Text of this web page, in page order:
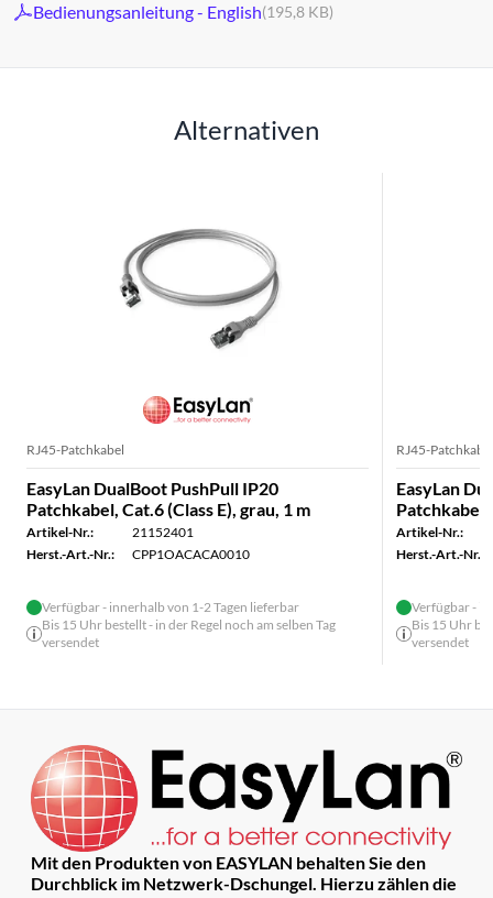
Bedienungsanleitung - English(195,8 KB)
Alternativen
RJ45-Patchkabel
EasyLan DualBoot PushPull IP20
Patchkabel, Cat.6 (Class E), grau, 1 m
Artikel-Nr.:
21152401
Herst.-Art.-Nr.:
CPP1OACACA0010
Verfügbar - innerhalb von 1-2 Tagen lieferbar
Bis 15 Uhr bestellt - in der Regel noch am selben Tag
versendet
RJ45-Patchkabel
EasyLan
Patchkabel,
Artikel-Nr.:
Herst.-Art.-Nr.:
Verfügbar -
Bis 15 Uhr
versendet
Mit den Produkten von EASYLAN behalten Sie den
Durchblick im Netzwerk-Dschungel. Hierzu zählen die